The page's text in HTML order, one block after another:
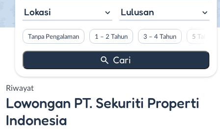
Lokasi Lulusan
Tanpa Pengalaman 1 – 2 Tahun 3 – 4 Tahun 5 Tahun
Riwayat
Lowongan PT. Sekuriti Properti
Indonesia